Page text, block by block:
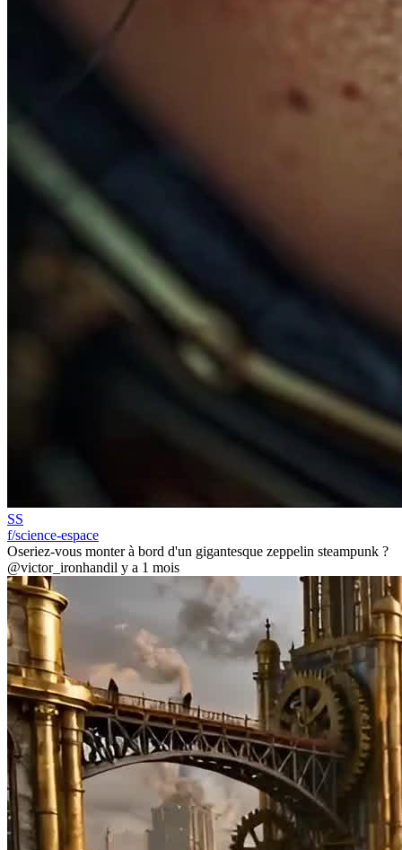
SS
f/science-espace
Oseriez-vous monter à bord d'un gigantesque zeppelin steampunk ?
@victor_ironhandil y a 1 mois